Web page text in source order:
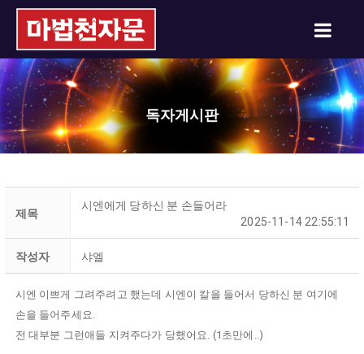
독자게시판
제목
시엔에게 당하신 분 손들어라
2025-11-14 22:55:11
작성자 샤엘
시엔 이쁘게 그려주려고 했는데 시엔이 칼을 들어서 당하신 분 여기에
손을 들어주세요.
전 대부분 그런애들 지켜주다가 당했어요. (1초만에..)